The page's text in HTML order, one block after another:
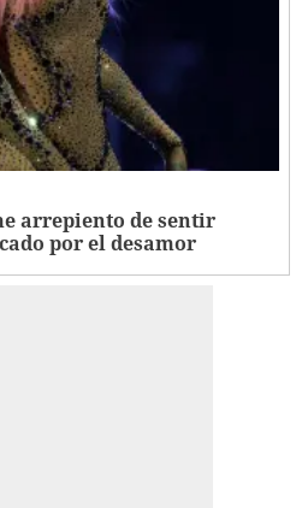
arrepiento de sentir
por el desamor